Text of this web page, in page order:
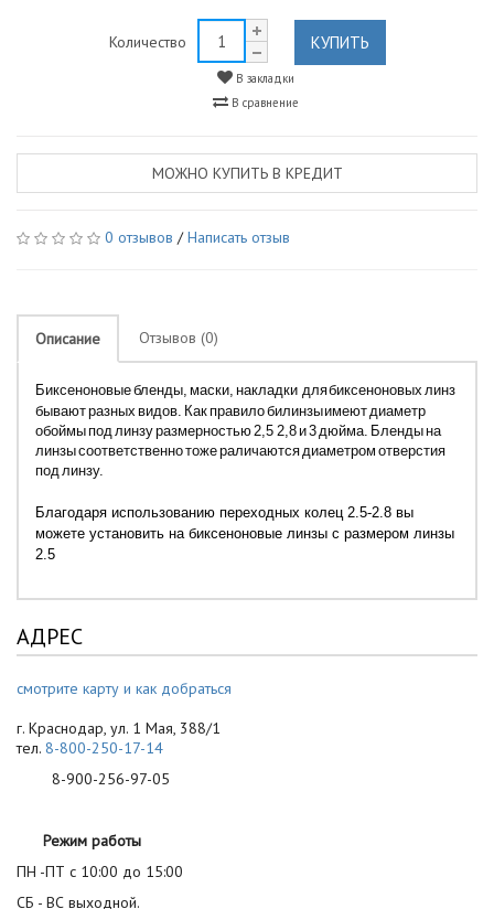
Количество КУПИТЬ
В закладки
В сравнение
МОЖНО КУПИТЬ В КРЕДИТ
0 отзывов /Написать отзыв
Описание Отзывов (0)
Биксеноновые бленды, маски, накладки для биксеноновых линз
бывают разных видов. Как правило билинзы имеют диаметр
обоймы под линзу размерностью 2,5 2,8 и 3 дюйма. Бленды на
линзы соответственно тоже раличаются диаметром отверстия
под линзу.
Благодаря использованию переходных колец 2.5-2.8 вы
можете установить на биксеноновые линзы с размером линзы
2.5
АДРЕС
смотрите карту и как добраться
г. Краснодар, ул. 1 Мая, 388/1
тел. 8-800-250-17-14
8-900-256-97-05
Режим работы
ПН -ПТ с 10:00 до 15:00
СБ - ВС выходной.